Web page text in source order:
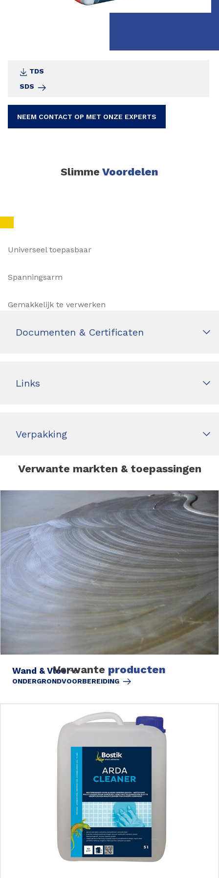
TDS
SDS
NEEM CONTACT OP MET ONZE EXPERTS
Slimme Voordelen
Universeel toepasbaar
Spanningsarm
Gemakkelijk te verwerken
Documenten & Certificaten
Links
Verpakking
Verwante markten & toepassingen
Wand & Vloer
ONDERGRONDVOORBEREIDING
Verwante producten